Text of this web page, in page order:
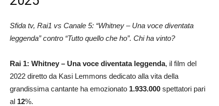
Sfida tv, Rai1 vs Canale 5: “Whitney – Una voce diventata
leggenda” contro “Tutto quello che ho”. Chi ha vinto?
Rai 1: Whitney – Una voce diventata leggenda, il film del
2022 diretto da Kasi Lemmons dedicato alla vita della
grandissima cantante ha emozionato 1.933.000 spettatori pari
al 12%.